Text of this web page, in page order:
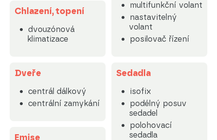
Chlazení, topení
dvouzónová
klimatizace
Dveře
centrál dálkový
centrální zamykání
Emise
multifunkční volant
nastavitelný
volant
posilovač řízení
Sedadla
isofix
podélný posuv
sedadel
polohovací
sedadla